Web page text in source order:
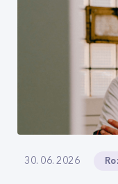
30. 06. 2026